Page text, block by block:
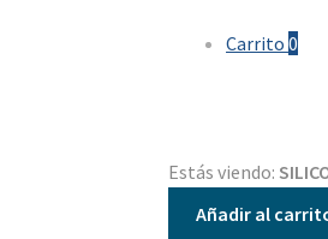
Carrito0
Estás viendo:
Añadir al